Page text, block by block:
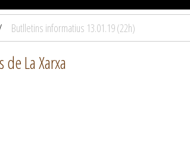
Butlletins informatius 13.01.19 (22h)
La Xarxa